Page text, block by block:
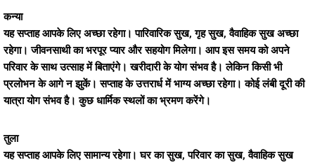
कन्या
यह सप्ताह आपके लिए अच्छा रहेगा। पारिवारिक सुख, गृह सुख, वैवाहिक सुख अच्छा
रहेगा। जीवनसाथी का भरपूर प्यार और सहयोग मिलेगा। आप इस समय को अपने
परिवार के साथ उत्साह में बिताएंगे। खरीदारी के योग संभव है। लेकिन किसी भी
प्रलोभन के आगे न झुकें। सप्ताह के उत्तरार्ध में भाग्य अच्छा रहेगा। कोई लंबी दूरी की
यात्रा योग संभव है। कुछ धार्मिक स्थलों का भ्रमण करेंगे।
तुला
यह सप्ताह आपके लिए सामान्य रहेगा। घर का सुख, परिवार का सुख, वैवाहिक सुख